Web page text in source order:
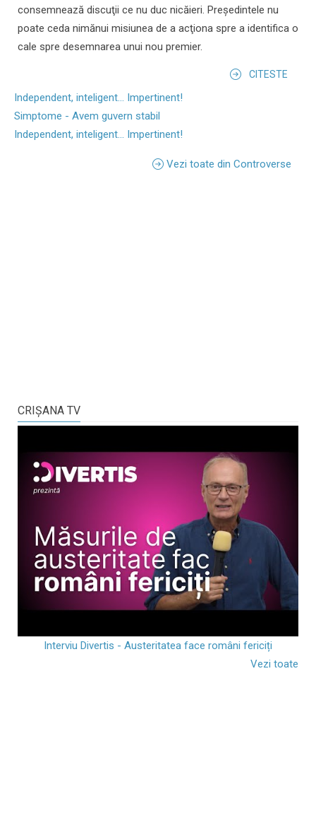
consemnează discuţii ce nu duc nicăieri. Preşedintele nu
poate ceda nimănui misiunea de a acţiona spre a identifica o
cale spre desemnarea unui nou premier.
CITESTE
Independent, inteligent... Impertinent!
Simptome - Avem guvern stabil
Independent, inteligent... Impertinent!
Vezi toate din Controverse
CRIŞANA TV
Interviu Divertis - Austeritatea face români fericiți
Vezi toate